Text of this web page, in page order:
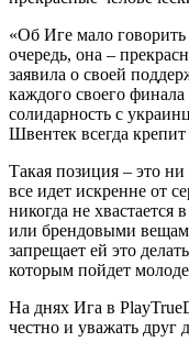
«Об Иге мало
очередь, она –
заявила о своей
каждого своего
солидарность с
Швентек всегда
Такая позиция – это
все идет искренне от
никогда не
или брендовыми
запрещает ей это
которым пойдет
На днях Ига в
честно и уважать друг